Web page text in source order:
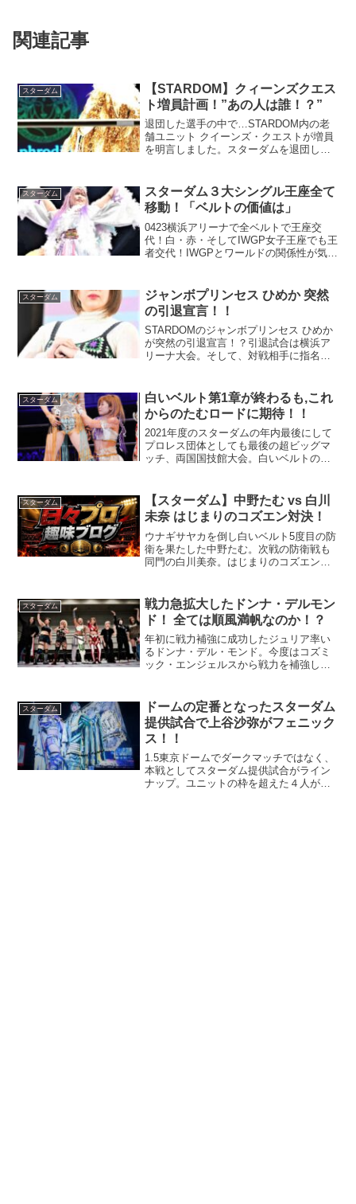
関連記事
スターダム
【STARDOM】クィーンズクエス
ト増員計画！”あの人は誰！？”
退団した選手の中で…STARDOM内の老
舗ユニット クイーンズ・クエストが増員
を明言しました。スターダムを退団した
う。上谷沙弥やAZMが補強するならと話
す "あの人" ...
スターダム
スターダム３大シングル王座全て
移動！「ベルトの価値は」
0423横浜アリーナで全ベルトで王座交
代！白・赤・そしてIWGP女子王座でも王
者交代！IWGPとワールドの関係性が気に
スターダム
ジャンボプリンセス ひめか 突然
の引退宣言！！
STARDOMのジャンボプリンセス ひめか
が突然の引退宣言！？引退試合は横浜ア
リーナ大会。そして、対戦相手に指名し
スターダム
白いベルト第1章が終わるも,これ
からのたむロードに期待！！
2021年度のスターダムの年内最後にして
プロレス団体としても最後の超ビッグマ
ッチ、両国国技館大会。白いベルトの王
スターダム
【スターダム】中野たむ vs 白川
未奈 はじまりのコズエン対決！
ウナギサヤカを倒し白いベルト5度目の防
衛を果たした中野たむ。次戦の防衛戦も
同門の白川美奈。はじまりのコズエン対
スターダム
戦力急拡大したドンナ・デルモン
ド！ 全ては順風満帆なのか！？
年初に戦力補強に成功したジュリア率い
るドンナ・デル・モンド。今度はコズミ
ック・エンジェルスから戦力を補強し、
スターダム
ドームの定番となったスターダム
提供試合で上谷沙弥がフェニック
ス！！
1.5東京ドームでダークマッチではなく、
本戦としてスターダム提供試合がライン
ナップ。ユニットの枠を超えた４人が激